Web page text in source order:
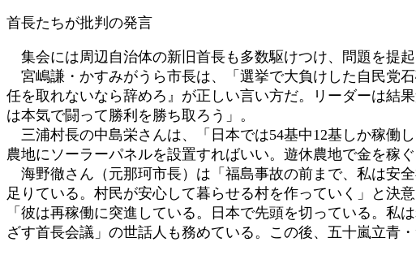
首長たちが批判の発言
集会には周辺自治体の新旧首長も多数駆けつけ、問題を提起
宮嶋謙・かすみがうら市長は、「選挙で大負けした自民党
任を取れないなら辞めろ』が正しい言い方だ。リーダーは結
は本気で闘って勝利を勝ち取ろう」。
三浦村長の中島栄さんは、「日本では54基中12基しか稼働
農地にソーラーパネルを設置すればいい。遊休農地で金を稼
海野徹さん（元那珂市長）は「福島事故の前まで、私は安
足りている。村民が安心して暮らせる村を作っていく」と決
「彼は再稼働に突進している。日本で先頭を切っている。私
ざす首長会議」の世話人も務めている。この後、五十嵐立青